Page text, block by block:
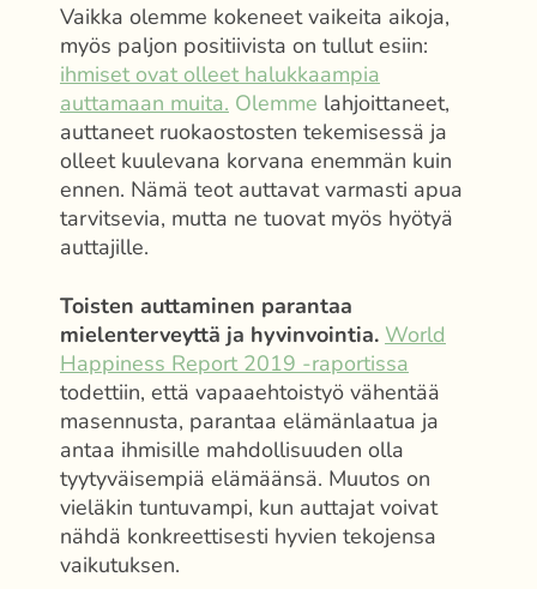
Vaikka olemme kokeneet vaikeita aikoja,
myös paljon positiivista on tullut esiin:
ihmiset ovat olleet halukkaampia
auttamaan muita. Olemme lahjoittaneet,
auttaneet ruokaostosten tekemisessä ja
olleet kuulevana korvana enemmän kuin
ennen. Nämä teot auttavat varmasti apua
tarvitsevia, mutta ne tuovat myös hyötyä
auttajille.
Toisten auttaminen parantaa
mielenterveyttä ja hyvinvointia. World
Happiness Report 2019 -raportissa
todettiin, että vapaaehtoistyö vähentää
masennusta, parantaa elämänlaatua ja
antaa ihmisille mahdollisuuden olla
tyytyväisempiä elämäänsä. Muutos on
vieläkin tuntuvampi, kun auttajat voivat
nähdä konkreettisesti hyvien tekojensa
vaikutuksen.